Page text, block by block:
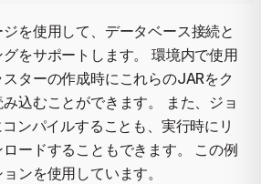
を使用して、データベース接続と
をサポートします。 環境内で使用
ターの作成時にこれらのJARをク
込むことができます。 また、ジョ
ンパイルすることも、実行時にリ
ードすることもできます。 この例
ンを使用しています。